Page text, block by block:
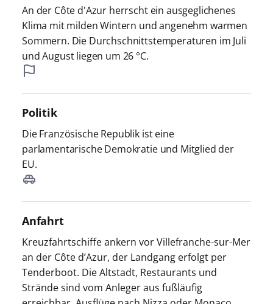
An der Côte d'Azur herrscht ein ausgeglichenes
Klima mit milden Wintern und angenehm warmen
Sommern. Die Durchschnittstemperaturen im Juli
und August liegen um 26 °C.
Politik
Die Französische Republik ist eine
parlamentarische Demokratie und Mitglied der
EU.
Anfahrt
Kreuzfahrtschiffe ankern vor Villefranche-sur-Mer
an der Côte d’Azur, der Landgang erfolgt per
Tenderboot. Die Altstadt, Restaurants und
Strände sind vom Anleger aus fußläufig